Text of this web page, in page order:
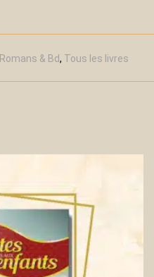
Romans & Bd, Tous les livres